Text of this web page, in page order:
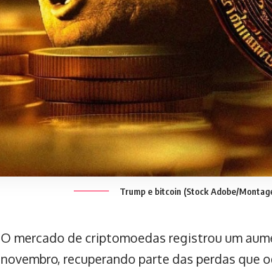
Trump e bitcoin (Stock Adobe/
O mercado de criptomoedas registrou um
novembro, recuperando parte das perdas que